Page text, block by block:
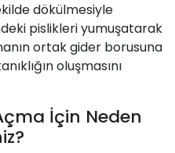
dökülmesiyle
pislikleri yumuşatarak
ortak gider borusuna
oluşmasını
İçin Neden